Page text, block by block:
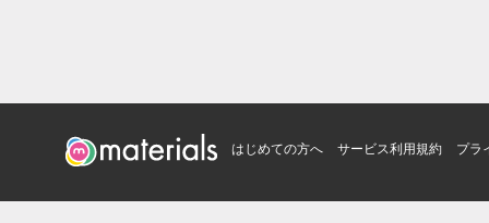
はじめての方へ サービス利用規約 プラ